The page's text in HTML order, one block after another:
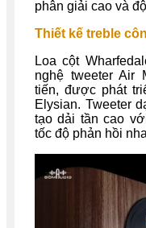
phân giải cao và
Thiết kế treble
Loa cột
nghệ tweeter Air
tiến, được phát
Elysian. Tweeter
tạo dải tần cao
tốc độ phản hồi